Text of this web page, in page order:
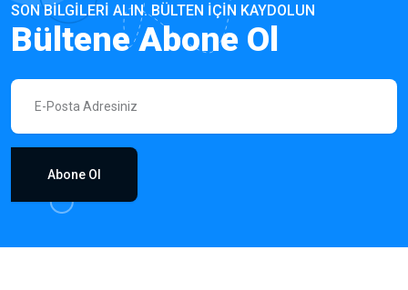
SON BILGILERI ALIN. BÜLTEN IÇIN KAYDOLUN
Bültene Abone Ol
Abone Ol